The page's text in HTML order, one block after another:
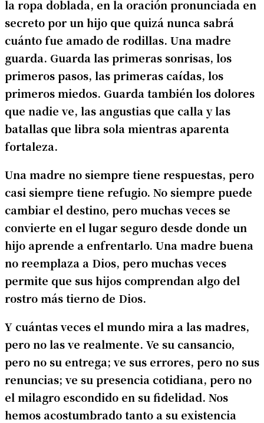
la ropa doblada, en la oración pronunciada en
secreto por un hijo que quizá nunca sabrá
cuánto fue amado de rodillas. Una madre
guarda. Guarda las primeras sonrisas, los
primeros pasos, las primeras caídas, los
primeros miedos. Guarda también los dolores
que nadie ve, las angustias que calla y las
batallas que libra sola mientras aparenta
fortaleza.
Una madre no siempre tiene respuestas, pero
casi siempre tiene refugio. No siempre puede
cambiar el destino, pero muchas veces se
convierte en el lugar seguro desde donde un
hijo aprende a enfrentarlo. Una madre buena
no reemplaza a Dios, pero muchas veces
permite que sus hijos comprendan algo del
rostro más tierno de Dios.
Y cuántas veces el mundo mira a las madres,
pero no las ve realmente. Ve su cansancio,
pero no su entrega; ve sus errores, pero no sus
renuncias; ve su presencia cotidiana, pero no
el milagro escondido en su fidelidad. Nos
hemos acostumbrado tanto a su existencia